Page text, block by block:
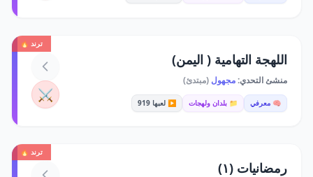
ترند 🔥
اللهجة التهامية ( اليمن)
منشئ التحدي:مجهول (مبتدئ)
🧠 معرفي 📁 بلدان ولهجات ▶️ لعبها 919 ⚔️
ترند 🔥
رمضانيات (١)